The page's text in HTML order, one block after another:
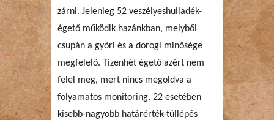
zárni. Jelenleg 52 veszélyeshulladék-
égető működik hazánkban, melyből
csupán a győri és a dorogi minősége
megfelelő. Tizenhét égető azért nem
felel meg, mert nincs megoldva a
folyamatos monitoring, 22 esetében
kisebb-nagyobb határérték-túllépés